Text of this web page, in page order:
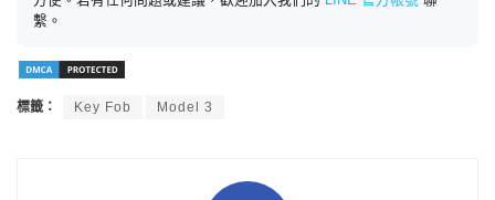
繫。
標籤： Key Fob Model 3